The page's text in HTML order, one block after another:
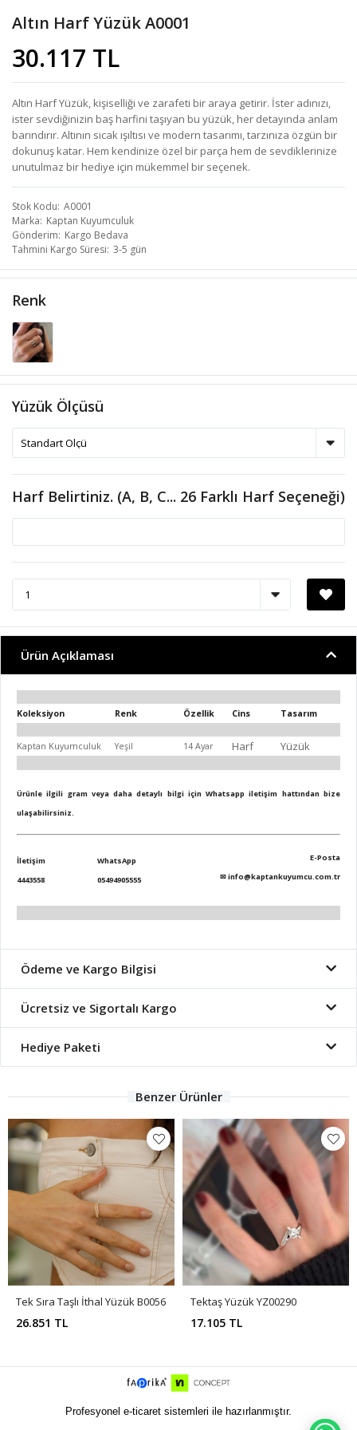
Altın Harf Yüzük A0001
30.117 TL
Altın Harf Yüzük, kişiselliği ve zarafeti bir araya getirir. İster adınızı,
ister sevdiğinizin baş harfini taşıyan bu yüzük, her detayında anlam
barındırır. Altının sıcak ışıltısı ve modern tasarımı, tarzınıza özgün bir
dokunuş katar. Hem kendinize özel bir parça hem de sevdiklerinize
unutulmaz bir hediye için mükemmel bir seçenek.
Stok Kodu A0001
Marka Kaptan Kuyumculuk
Gönderim Kargo Bedava
Tahmini Kargo Süresi 3-5 gün
Renk
Yüzük Ölçüsü
Harf Belirtiniz. (A, B, C... 26 Farklı Harf Seçeneği)
Ürün Açıklaması
Koleksiyon Renk Özellik Cins Tasarım
Kaptan Kuyumculuk Yeşil 14 Ayar Harf Yüzük
Ürünle ilgili gram veya daha detaylı bilgi için Whatsapp iletişim hattından bize
ulaşabilirsiniz.
İletişim
4443558
WhatsApp
05494905555
E-Posta
✉info@kaptankuyumcu.com.tr
Ödeme ve Kargo Bilgisi
Ücretsiz ve Sigortalı Kargo
Hediye Paketi
Benzer Ürünler
Tek Sıra Taşlı İthal Yüzük B0056
26.851 TL
Tektaş Yüzük YZ00290
17.105 TL
Profesyonel e-ticaret sistemleri ile hazırlanmıştır.